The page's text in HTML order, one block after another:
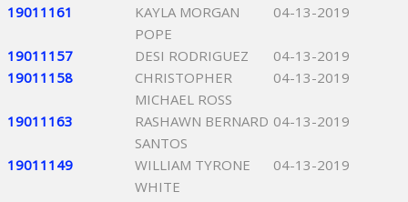
19011161
KAYLA MORGAN
POPE
04-13-2019
19011157 DESI RODRIGUEZ
04-13-2019
19011158
CHRISTOPHER
MICHAEL ROSS
04-13-2019
19011163
RASHAWN BERNARD
SANTOS
04-13-2019
19011149
WILLIAM TYRONE
WHITE
04-13-2019